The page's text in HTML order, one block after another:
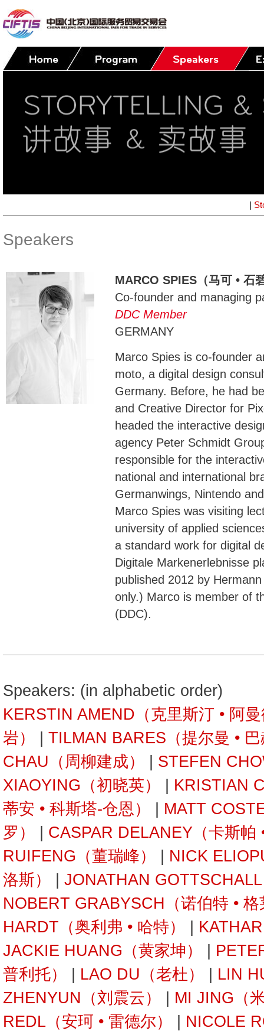
|
Speakers
MARCO SPIES（马可 • 石
Co-founder and managing
DDC Member
GERMANY
Marco Spies is co-founder
moto, a digital design
Germany. Before, he had
and Creative Director for
headed the interactive
agency Peter Schmidt
responsible for the
national and international
Germanwings, Nintendo
Marco Spies was visiting
university of applied
a standard work for digital
Digitale Markenerlebnisse
published 2012 by
only.) Marco is member of
(DDC).
Speakers: (in alphabetic order)
KERSTIN AMEND（克里斯汀 • 阿
岩）
TILMAN BARES（提尔曼 •
CHAU（周柳建成）
STEFEN
XIAOYING（初晓英）
KRISTIAN
蒂安 • 科斯塔-仓恩）
MATT
罗）
CASPAR DELANEY（卡斯帕
RUIFENG（董瑞峰）
NICK
洛斯）
JONATHAN
NOBERT GRABYSCH（诺伯特 •
HARDT（奥利弗 • 哈特）
JACKIE HUANG（黄家坤）
普利托）
LAO DU（老杜）
LIN
ZHENYUN（刘震云）
MI JING（
REDL（安珂 • 雷德尔）
NICOLE